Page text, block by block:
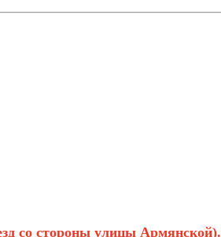
со стороны улицы Армянской).